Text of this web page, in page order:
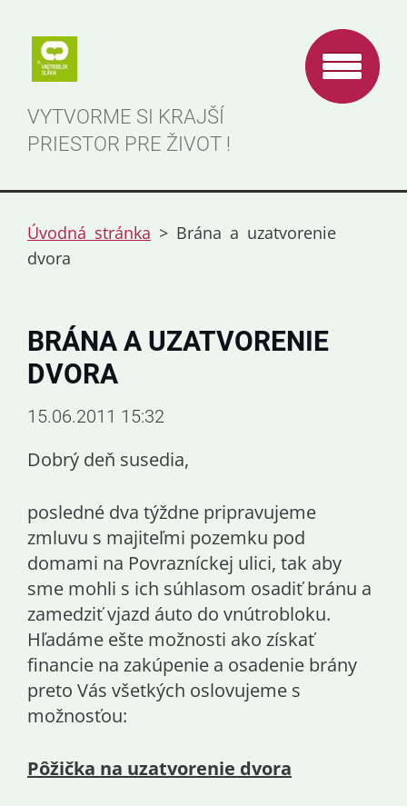
VYTVORME SI KRAJŠÍ
PRIESTOR PRE ŽIVOT !
Úvodná stránka > Brána a uzatvorenie
dvora
BRÁNA A UZATVORENIE
DVORA
15.06.2011 15:32
Dobrý deň susedia,
posledné dva týždne pripravujeme
zmluvu s majiteľmi pozemku pod
domami na Povrazníckej ulici, tak aby
sme mohli s ich súhlasom osadiť bránu a
zamedziť vjazd áuto do vnútrobloku.
Hľadáme ešte možnosti ako získať
financie na zakúpenie a osadenie brány
preto Vás všetkých oslovujeme s
možnosťou:
Pôžička na uzatvorenie dvora